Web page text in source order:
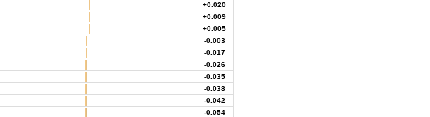
+0.020
+0.009
+0.005
-0.003
-0.017
-0.026
-0.035
-0.038
-0.042
-0.054